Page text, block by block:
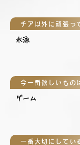
チア以外に頑張っ
水泳
今一番欲しいもの
ゲーム
一番大切にしてい